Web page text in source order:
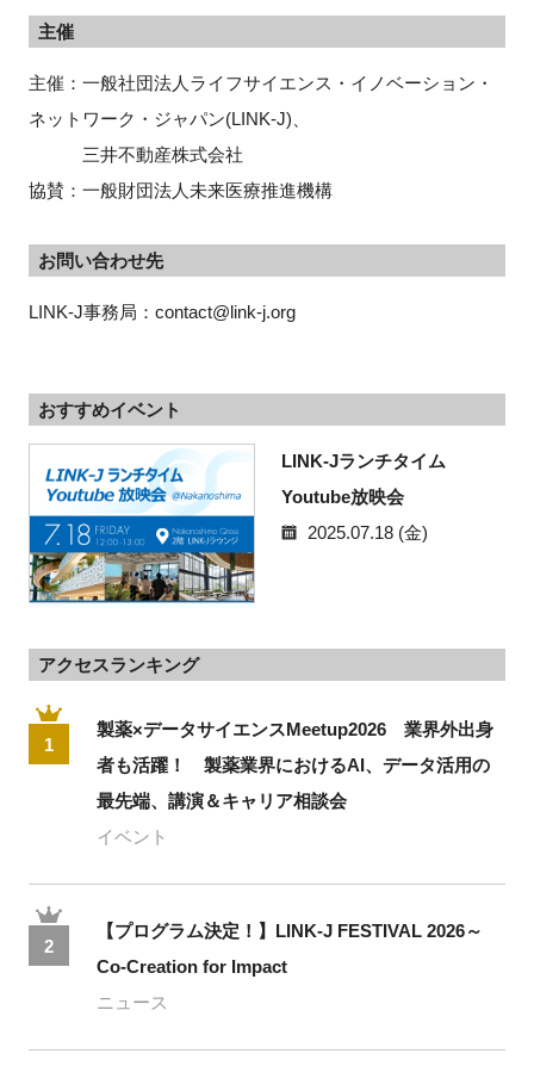
主催
主催：一般社団法人ライフサイエンス・イノベーション・
ネットワーク・ジャパン(LINK-J)、
三井不動産株式会社
協賛：一般財団法人未来医療推進機構
お問い合わせ先
LINK-J事務局：contact@link-j.org
おすすめイベント
LINK-Jランチタイム
Youtube放映会
2025.07.18 (金)
アクセスランキング
1
製薬×データサイエンスMeetup2026 業界外出身
者も活躍！ 製薬業界におけるAI、データ活用の
最先端、講演＆キャリア相談会
イベント
2
【プログラム決定！】LINK-J FESTIVAL 2026～
Co-Creation for Impact
ニュース